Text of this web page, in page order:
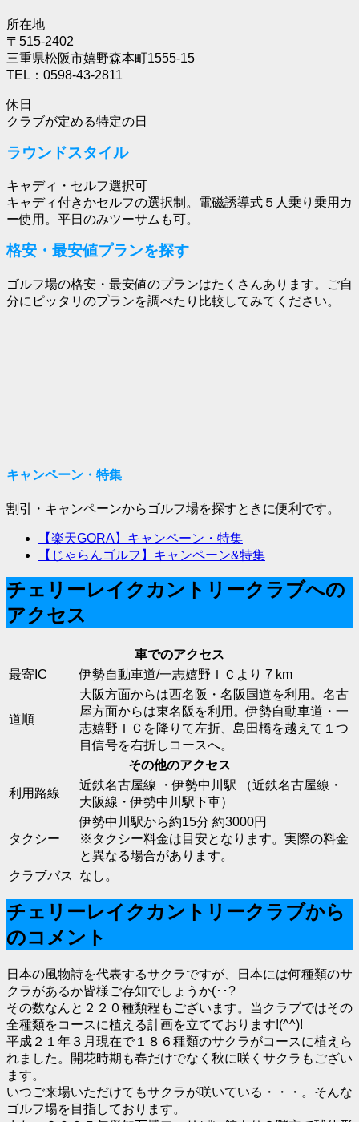
所在地
〒515-2402
三重県松阪市嬉野森本町1555-15
TEL：0598-43-2811
休日
クラブが定める特定の日
ラウンドスタイル
キャディ・セルフ選択可
キャディ付きかセルフの選択制。電磁誘導式５人乗り乗用カ
ー使用。平日のみツーサムも可。
格安・最安値プランを探す
ゴルフ場の格安・最安値のプランはたくさんあります。ご自
分にピッタリのプランを調べたり比較してみてください。
キャンペーン・特集
割引・キャンペーンからゴルフ場を探すときに便利です。
【楽天GORA】キャンペーン・特集
【じゃらんゴルフ】キャンペーン&特集
チェリーレイクカントリークラブへの
アクセス
車でのアクセス
最寄IC
伊勢自動車道/一志嬉野ＩＣより 7 km
道順
大阪方面からは西名阪・名阪国道を利用。名古
屋方面からは東名阪を利用。伊勢自動車道・一
志嬉野ＩＣを降りて左折、島田橋を越えて１つ
目信号を右折しコースへ。
その他のアクセス
利用路線
近鉄名古屋線 ・伊勢中川駅 （近鉄名古屋線・
大阪線・伊勢中川駅下車）
タクシー
伊勢中川駅から約15分 約3000円
※タクシー料金は目安となります。実際の料金
と異なる場合があります。
クラブバス
なし。
チェリーレイクカントリークラブから
のコメント
日本の風物詩を代表するサクラですが、日本には何種類のサ
クラがあるか皆様ご存知でしょうか(･･?
その数なんと２２０種類程もございます。当クラブではその
全種類をコースに植える計画を立てております!(^^)!
平成２１年３月現在で１８６種類のサクラがコースに植えら
れました。開花時期も春だけでなく秋に咲くサクラもござい
ます。
いつご来場いただけてもサクラが咲いている・・・。そんな
ゴルフ場を目指しております。